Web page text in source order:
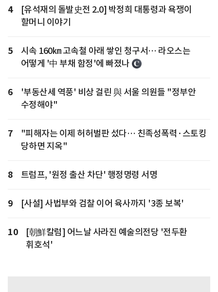
4
[유석재의 돌발史전 2.0] 박정희 대통령과 욕쟁이
할머니 이야기
5
시속 160㎞ 고속철 아래 쌓인 청구서… 라오스는
어떻게 '中 부채 함정'에 빠졌나
6
'부동산세 역풍' 비상 걸린 與 서울 의원들 "정부안
수정해야"
7
"피해자는 이제 허허벌판 섰다… 친족성폭력·스토킹
당하면 지옥"
8 트럼프, '원정 출산 차단' 행정명령 서명
9 [사설] 사법부와 검찰 이어 육사까지 '3종 보복'
10
[朝鮮칼럼] 어느날 사라진 예술의전당 '전두환
휘호석'